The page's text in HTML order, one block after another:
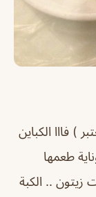
) فااا الكباين
طعمها
.. الكبة